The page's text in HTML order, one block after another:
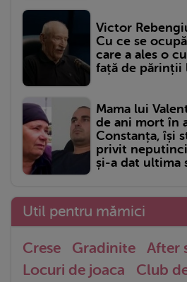
Victor
Cu ce se
care a ales o
față de părinții
Mama lui
de ani mort în
Constanța, își
privit
și-a dat ultima
Util pentru mămici
Crese Gradinite After
Locuri de joaca
Club